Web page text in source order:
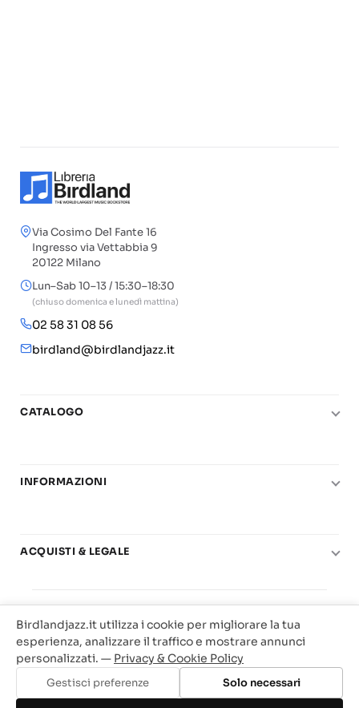
Aggiungi al carrello
Via Cosimo Del Fante 16
Ingresso via Vettabbia 9
20122 Milano
Lun–Sab 10–13 / 15:30–18:30
(chiuso domenica e lunedì mattina)
02 58 31 08 56
birdland@birdlandjazz.it
CATALOGO
Chitarra
Basi play-along
Offerte
INFORMAZIONI
Carta del Docente
ACQUISTI & LEGALE
Privacy & Cookie
Traccia il tuo ordine
Birdland Milano. P.Iva 12093700156
Web Agency Milano
Birdlandjazz.it utilizza i cookie per migliorare la tua
esperienza, analizzare il traffico e mostrare annunci
personalizzati. — Privacy & Cookie Policy
Gestisci preferenze Solo necessari